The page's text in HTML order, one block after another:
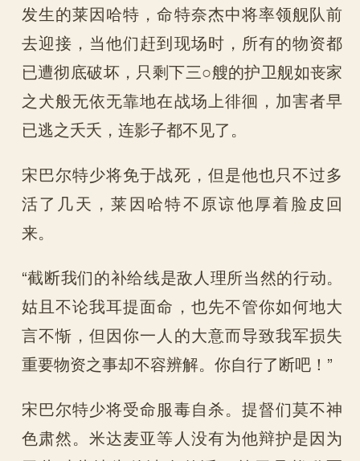
发生的莱因哈特，命特奈杰中将率领舰队前
去迎接，当他们赶到现场时，所有的物资都
已遭彻底破坏，只剩下三○艘的护卫舰如丧家
之犬般无依无靠地在战场上徘徊，加害者早
已逃之夭夭，连影子都不见了。
宋巴尔特少将免于战死，但是他也只不过多
活了几天，莱因哈特不原谅他厚着脸皮回
来。
“截断我们的补给线是敌人理所当然的行动。
姑且不论我耳提面命，也先不管你如何地大
言不惭，但因你一人的大意而导致我军损失
重要物资之事却不容辨解。你自行了断吧！”
宋巴尔特少将受命服毒自杀。提督们莫不神
色肃然。米达麦亚等人没有为他辩护是因为